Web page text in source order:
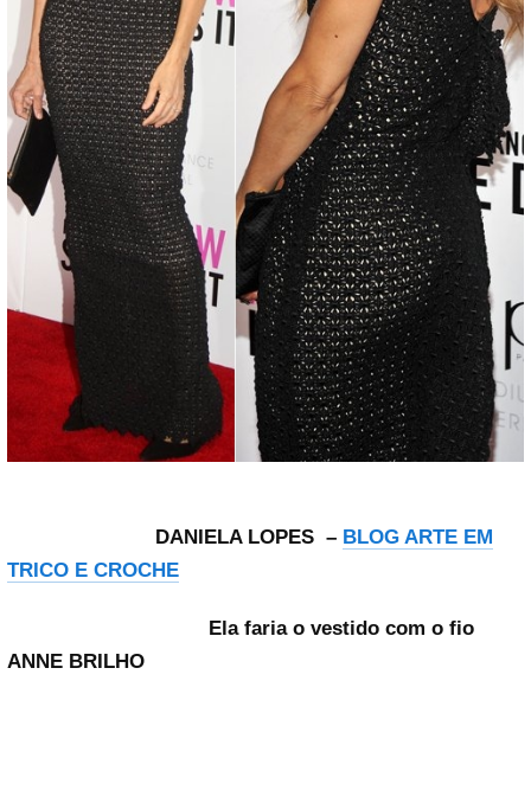
DANIELA LOPES – BLOG ARTE EM
TRICO E CROCHE
Ela faria o vestido com o fio
ANNE BRILHO